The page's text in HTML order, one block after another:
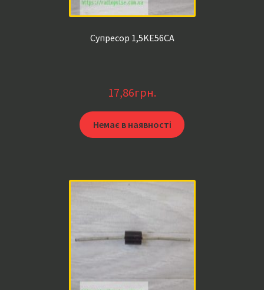
Супресор 1,5KE56CA
17,86грн.
Немає в наявності